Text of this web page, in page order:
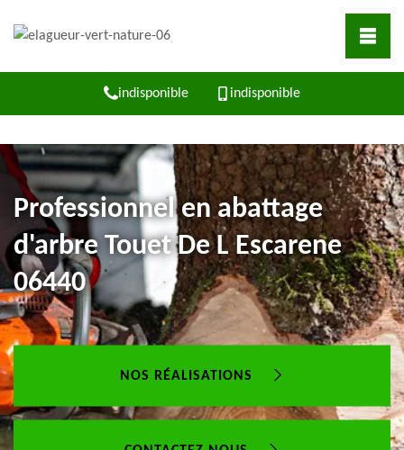
indisponible indisponible
Professionnel en abattage
d'arbre Touet De L Escarene
06440
NOS RÉALISATIONS